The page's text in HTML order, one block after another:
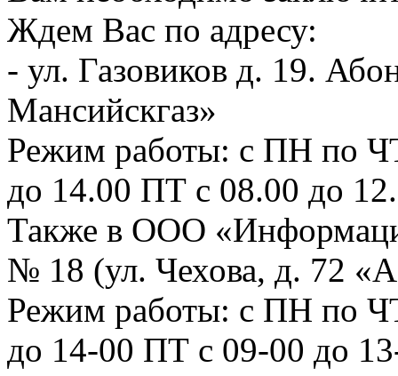
Ждем Вас по адресу:
- ул. Газовиков д. 19.
Мансийскгаз»
Режим работы: с ПН по
до 14.00 ПТ с 08.00 до
Также в ООО
№ 18 (ул. Чехова, д. 72
Режим работы: с ПН по
до 14-00 ПТ с 09-00 до